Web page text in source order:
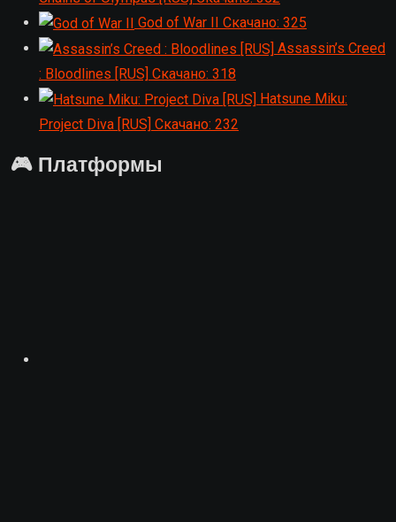
God of War II
Скачано: 325
Assassin’s Creed
: Bloodlines [RUS] Скачано: 318
Hatsune Miku:
Project Diva [RUS] Скачано: 232
🎮 Платформы